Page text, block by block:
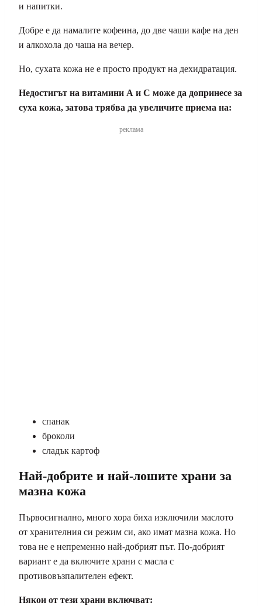
и напитки.
Добре е да намалите кофеина, до две чаши кафе на ден
и алкохола до чаша на вечер.
Но, сухата кожа не е просто продукт на дехидратация.
Недостигът на витамини А и С може да допринесе за
суха кожа, затова трябва да увеличите приема на:
реклама
спанак
броколи
сладък картоф
Най-добрите и най-лошите храни за
мазна кожа
Първосигнално, много хора биха изключили маслото
от хранителния си режим си, ако имат мазна кожа. Но
това не е непременно най-добрият път. По-добрият
вариант е да включите храни с масла с
противовъзпалителен ефект.
Някои от тези храни включват: